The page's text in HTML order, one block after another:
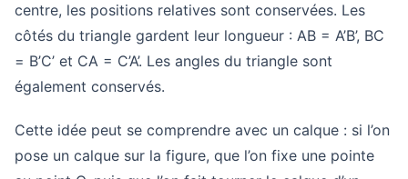
centre, les positions relatives sont conservées. Les
côtés du triangle gardent leur longueur : AB = A’B’, BC
= B’C’ et CA = C’A’. Les angles du triangle sont
également conservés.
Cette idée peut se comprendre avec un calque : si l’on
pose un calque sur la figure, que l’on fixe une pointe